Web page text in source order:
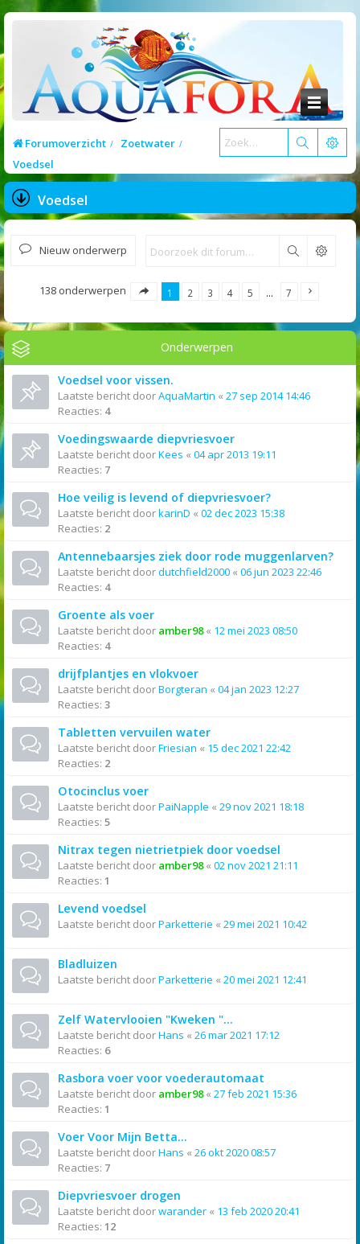
Forumoverzicht
Zoetwater
Voedsel
Voedsel
Nieuw onderwerp Zoek
138 onderwerpen 1 2 3 4 5 … 7
Onderwerpen
Voedsel voor vissen.
Laatste bericht doorAquaMartin « 27 sep 2014 14:46
Reacties: 4
Voedingswaarde diepvriesvoer
Laatste bericht doorKees « 04 apr 2013 19:11
Reacties: 7
Hoe veilig is levend of diepvriesvoer?
Laatste bericht doorkarinD « 02 dec 2023 15:38
Reacties: 2
Antennebaarsjes ziek door rode muggenlarven?
Laatste bericht doordutchfield2000 « 06 jun 2023 22:46
Reacties: 4
Groente als voer
Laatste bericht door amber98« 12 mei 2023 08:50
Reacties: 4
drijfplantjes en vlokvoer
Laatste bericht doorBorgteran « 04 jan 2023 12:27
Reacties: 3
Tabletten vervuilen water
Laatste bericht doorFriesian « 15 dec 2021 22:42
Reacties: 2
Otocinclus voer
Laatste bericht doorPaiNapple « 29 nov 2021 18:18
Reacties: 5
Nitrax tegen nietrietpiek door voedsel
Laatste bericht door amber98« 02 nov 2021 21:11
Reacties: 1
Levend voedsel
Laatste bericht doorParketterie « 29 mei 2021 10:42
Bladluizen
Laatste bericht doorParketterie « 20 mei 2021 12:41
Zelf Watervlooien "Kweken "...
Laatste bericht doorHans « 26 mar 2021 17:12
Reacties: 6
Rasbora voer voor voederautomaat
Laatste bericht door amber98« 27 feb 2021 15:36
Reacties: 1
Voer Voor Mijn Betta...
Laatste bericht doorHans « 26 okt 2020 08:57
Reacties: 7
Diepvriesvoer drogen
Laatste bericht doorwarander « 13 feb 2020 20:41
Reacties: 12